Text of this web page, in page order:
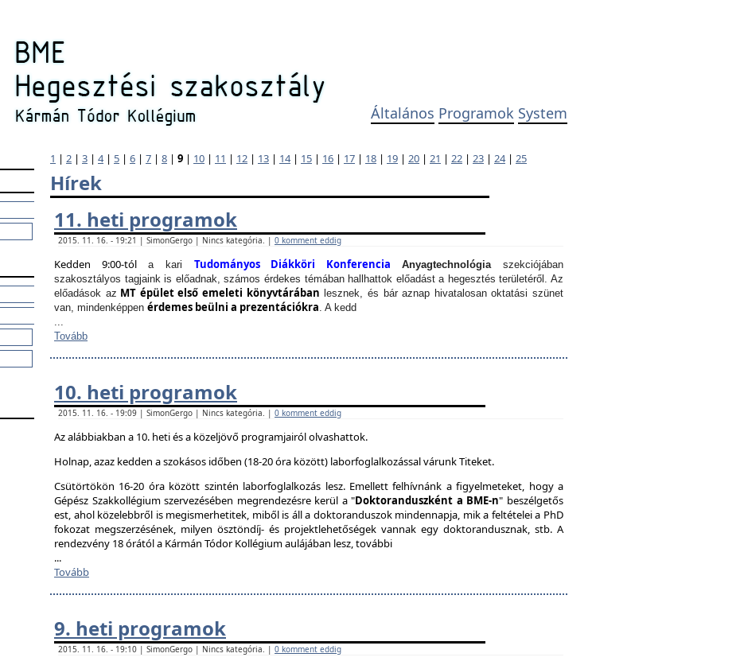
Általános Programok System
1 | 2 | 3 | 4| 5 | 6 | 7 | 8 | 9 | 10 | 11 | 12 | 13 | 14| 15 | 16 | 17 | 18 | 19 | 20 | 21 | 22 | 23 | 24| 25
Hírek
11. heti programok
2015. 11. 16. - 19:21 | SimonGergo | Nincs kategória. | 0 komment eddig
Kedden 9:00-tól a kari Tudományos Diákköri Konferencia Anyagtechnológiaszekciójában
szakosztályos tagjaink is előadnak, számos érdekes témában hallhattok előadást a hegesztés területéről. Az
előadások az MT épület első emeleti könyvtárában lesznek, és bár aznap hivatalosan oktatási szünet
van, mindenképpen érdemes beülni a prezentációkra. A kedd
...
Tovább
10. heti programok
2015. 11. 16. - 19:09 | SimonGergo | Nincs kategória. | 0 komment eddig
Az alábbiakban a 10. heti és a közeljövő programjairól olvashattok.
Holnap, azaz kedden a szokásos időben (18-20 óra között) laborfoglalkozással várunk Titeket.
Csütörtökön 16-20 óra között szintén laborfoglalkozás lesz. Emellett felhívnánk a figyelmeteket, hogy a
Gépész Szakkollégium szervezésében megrendezésre kerül a "Doktoranduszként a BME-n" beszélgetős
est, ahol közelebbről is megismerhetitek, miből is áll a doktoranduszok mindennapja, mik a feltételei a PhD
fokozat megszerzésének, milyen ösztöndíj- és projektlehetőségek vannak egy doktorandusznak, stb. A
rendezvény 18 órától a Kármán Tódor Kollégium aulájában lesz, további
...
Tovább
9. heti programok
2015. 11. 16. - 19:10 | SimonGergo | Nincs kategória. | 0 komment eddig